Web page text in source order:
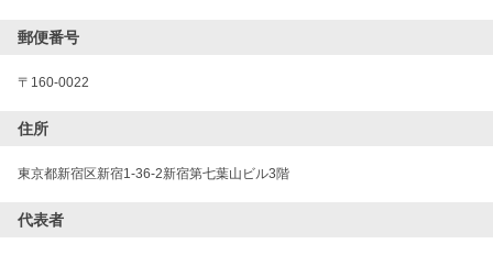
郵便番号
〒 160-0022
住所
東京都新宿区新宿1-36-2新宿第七葉山ビル3階
代表者